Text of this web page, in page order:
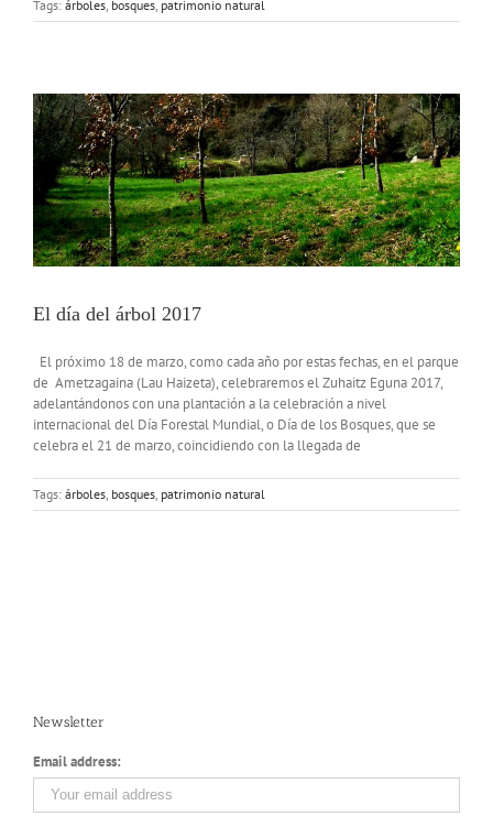
Tags: árboles bosques patrimonio natural
El día del árbol 2017
El próximo 18 de marzo, como cada año por estas fechas, en el parque
de Ametzagaina (Lau Haizeta), celebraremos el Zuhaitz Eguna 2017,
adelantándonos con una plantación a la celebración a nivel
internacional del Día Forestal Mundial, o Día de los Bosques, que se
celebra el 21 de marzo, coincidiendo con la llegada de
Tags: árboles, bosques, patrimonio natural
Newsletter
Email address: